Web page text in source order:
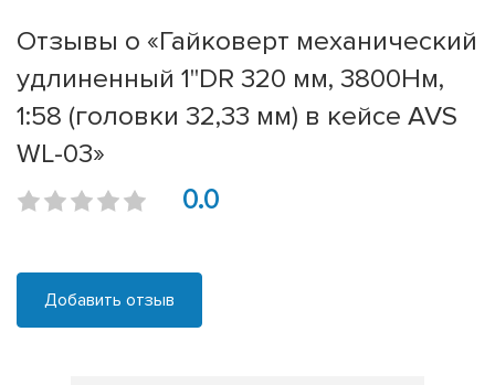
Отзывы о «Гайковерт механический
удлиненный 1"DR 320 мм, 3800Нм,
1:58 (головки 32,33 мм) в кейсе AVS
WL-03»
0.0
Добавить отзыв